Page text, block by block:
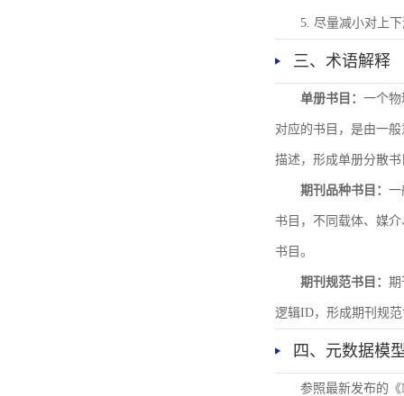
5. 尽量减小对上
三、术语解释
单册书目： 一个
对应的书目，是由一
描述，形成单册分散
期刊品种书目： 一
书目，不同载体、媒
书目。
期刊规范书目： 期
逻辑ID，形成期刊规
四、元数据模
参照最新发布的